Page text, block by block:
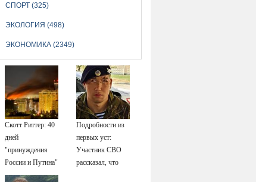
СПОРТ (325)
ЭКОЛОГИЯ (498)
ЭКОНОМИКА (2349)
Скотт Риттер: 40
дней
"принуждения
России и Путина"
резко приблизили
Подробности из
первых уст:
Участник СВО
рассказал, что